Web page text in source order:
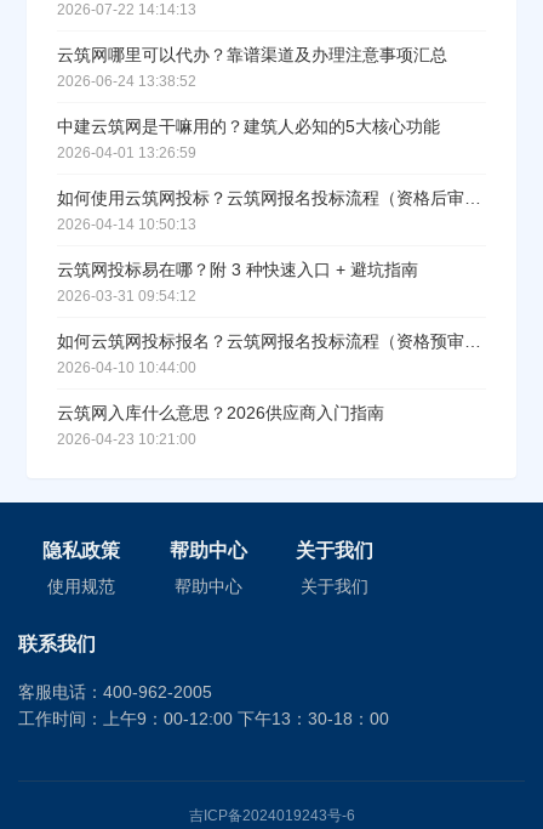
2026-07-22 14:14:13
云筑网哪里可以代办？靠谱渠道及办理注意事项汇总
2026-06-24 13:38:52
中建云筑网是干嘛用的？建筑人必知的5大核心功能
2026-04-01 13:26:59
如何使用云筑网投标？云筑网报名投标流程（资格后审流程）
2026-04-14 10:50:13
云筑网投标易在哪？附 3 种快速入口 + 避坑指南
2026-03-31 09:54:12
如何云筑网投标报名？云筑网报名投标流程（资格预审流程）
2026-04-10 10:44:00
云筑网入库什么意思？2026供应商入门指南
2026-04-23 10:21:00
隐私政策
使用规范
帮助中心
帮助中心
关于我们
关于我们
联系我们
客服电话：400-962-2005
工作时间：上午9：00-12:00 下午13：30-18：00
吉ICP备2024019243号-6